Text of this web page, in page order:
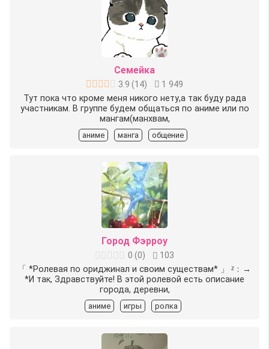
Семейка
3.9 (14)
1 949
Тут пока что кроме меня никого нету,а так буду рада
участникам. В группе будем общаться по аниме или по
мангам(манхвам,
аниме манга общение
Город Фэрроу
0 (0)
103
「 *Ролевая по ориджинал и своим существам* 」 ᶻ﹕→
*И так, Здравствуйте! В этой ролевой есть описание
города, деревни,
аниме игры ролка